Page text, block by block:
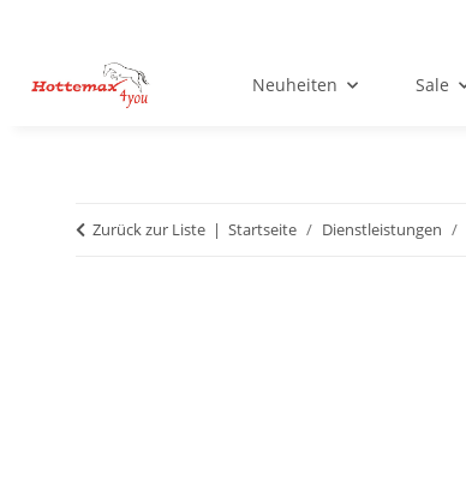
Neuheiten Sale
Zurück zur Liste Startseite Dienstleistungen